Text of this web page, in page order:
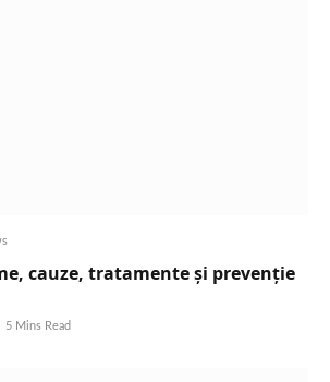
cauze, tratamente și prevenție
5 Mins Read